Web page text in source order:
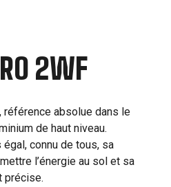
2WF
référence absolue dans le
de haut niveau.
connu de tous, sa
l’énergie au sol et sa
précise.